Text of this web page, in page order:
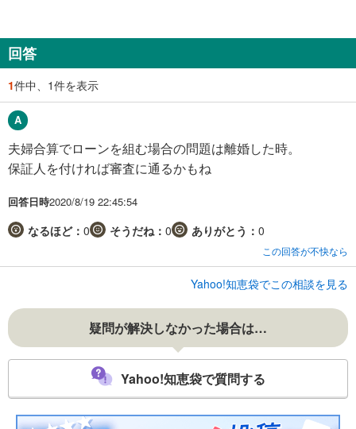
回答
1件中、1件を表示
夫婦合算でローンを組む場合の問題は離婚した時。
保証人を付ければ審査に通るかもね
回答日時2020/8/19 22:45:54
なるほど： 0 そうだね： 0 ありがとう： 0
この回答が不快なら
Yahoo!知恵袋でこの相談を見る
疑問が解決しなかった場合は…
Yahoo!知恵袋で質問する